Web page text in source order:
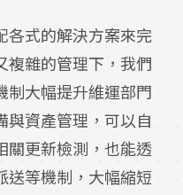
各式的解決方案來完
複雜的管理下，我們
制大幅提升維運部門
與資產管理，可以自
關更新檢測，也能透
送等機制，大幅縮短